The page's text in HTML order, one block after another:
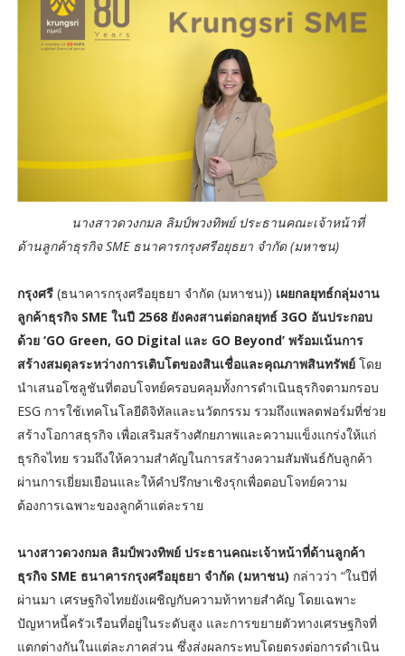
นางสาวดวงกมล ลิมป์พวงทิพย์ ประธานคณะเจ้าหน้าที่
ด้านลูกค้าธุรกิจ SME ธนาคารกรุงศรีอยุธยา จำกัด (มหาชน)
กรุงศรี(ธนาคารกรุงศรีอยุธยา จำกัด (มหาชน)) เผยกลยุทธ์กลุ่มงาน
ลูกค้าธุรกิจ SME ในปี 2568 ยังคงสานต่อกลยุทธ์ 3GO อันประกอบ
ด้วย ‘GO Green, GO Digital และ GO Beyond’ พร้อมเน้นการ
สร้างสมดุลระหว่างการเติบโตของสินเชื่อและคุณภาพสินทรัพย์โดย
นำเสนอโซลูชันที่ตอบโจทย์ครอบคลุมทั้งการดำเนินธุรกิจตามกรอบ
ESG การใช้เทคโนโลยีดิจิทัลและนวัตกรรม รวมถึงแพลตฟอร์มที่ช่วย
สร้างโอกาสธุรกิจ เพื่อเสริมสร้างศักยภาพและความแข็งแกร่งให้แก่
ธุรกิจไทย รวมถึงให้ความสำคัญในการสร้างความสัมพันธ์กับลูกค้า
ผ่านการเยี่ยมเยือนและให้คำปรึกษาเชิงรุกเพื่อตอบโจทย์ความ
ต้องการเฉพาะของลูกค้าแต่ละราย
นางสาวดวงกมล ลิมป์พวงทิพย์ ประธานคณะเจ้าหน้าที่ด้านลูกค้า
ธุรกิจ SME ธนาคารกรุงศรีอยุธยา จำกัด (มหาชน) กล่าวว่า “ในปีที่
ผ่านมา เศรษฐกิจไทยยังเผชิญกับความท้าทายสำคัญ โดยเฉพาะ
ปัญหาหนี้ครัวเรือนที่อยู่ในระดับสูง และการขยายตัวทางเศรษฐกิจที่
แตกต่างกันในแต่ละภาคส่วน ซึ่งส่งผลกระทบโดยตรงต่อการดำเนิน